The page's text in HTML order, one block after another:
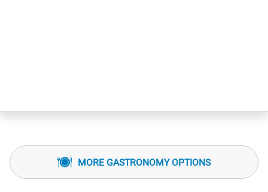
MORE GASTRONOMY OPTIONS